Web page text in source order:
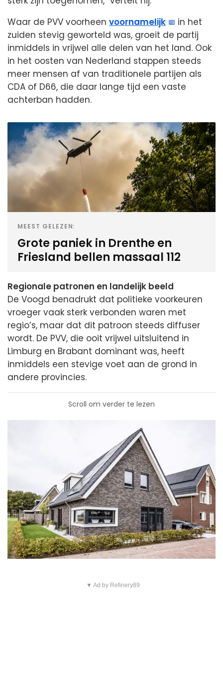
Waar de PVV voorheen voornamelijk
in het
zuiden stevig geworteld was, groeit de partij
inmiddels in vrijwel alle delen van het land. Ook
in het oosten van Nederland stappen steeds
meer mensen af van traditionele partijen als
CDA of D66, die daar lange tijd een vaste
achterban hadden.
MEEST GELEZEN:
Grote paniek in Drenthe en
Friesland bellen massaal 112
Regionale patronen en landelijk beeld
De Voogd benadrukt dat politieke voorkeuren
vroeger vaak sterk verbonden waren met
regio’s, maar dat dit patroon steeds diffuser
wordt. De PVV, die ooit vrijwel uitsluitend in
Limburg en Brabant dominant was, heeft
inmiddels een stevige voet aan de grond in
andere provincies.
Scroll om verder te lezen
▼ Ad by Refinery89